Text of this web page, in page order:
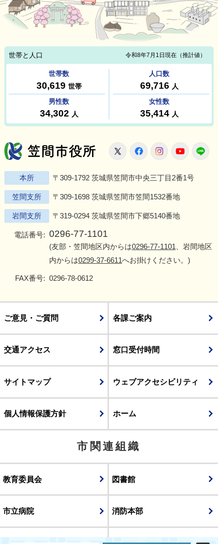
笠間市役所
X FacebookInstagram
本所 〒309-1792 茨城県笠間市中央三丁目2番1号
笠間支所 〒309-1698 茨城県笠間市笠間1532番地
岩間支所 〒319-0294 茨城県笠間市下郷5140番地
電話番号: 0296-77-1101
(友部・笠間地区内からは0296-77-1101 、岩間地区
内からは0299-37-6611へお掛けください。)
FAX番号: 0296-78-0612
ご意見・ご質問 各課ご案内
交通アクセス 窓口受付時間
サイトマップ ウェブアクセシビリティ
個人情報保護方針 ホーム
市関連組織
教育委員会 図書館
市立病院 消防本部